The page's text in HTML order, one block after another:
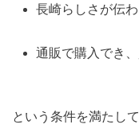
長崎らしさが伝
通販で購入でき
という条件を満たして